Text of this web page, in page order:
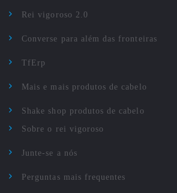
Rei vigoroso 2.0
Converse para além das fronteiras
TfErp
Mais e mais produtos de cabelo
Shake shop produtos de cabelo
Sobre o rei vigoroso
Junte-se a nós
Perguntas mais frequentes